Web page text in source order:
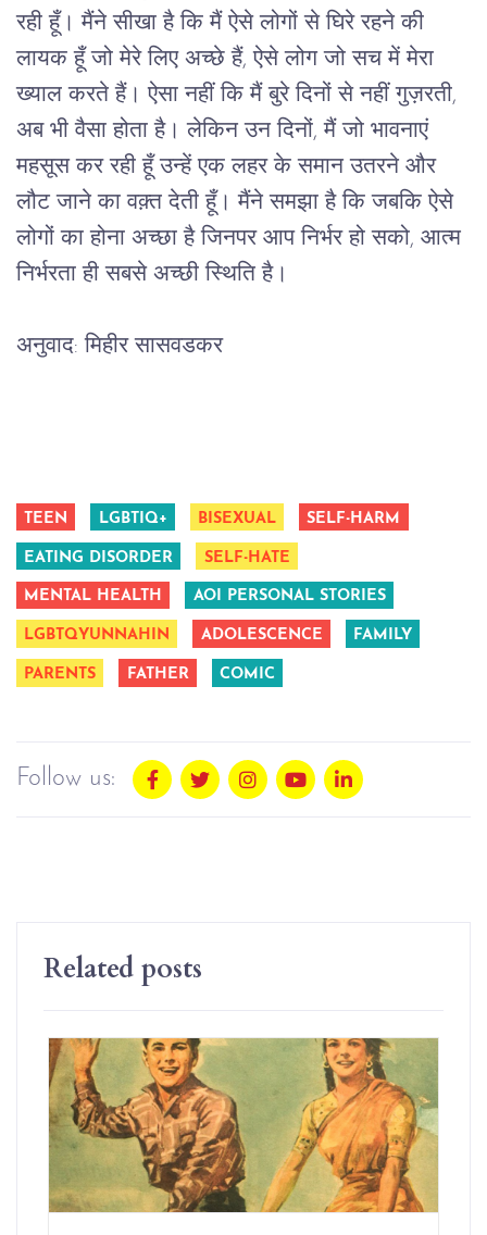
रही हूँ। मैंने सीखा है कि मैं ऐसे लोगों से घिरे रहने की
लायक हूँ जो मेरे लिए अच्छे हैं, ऐसे लोग जो सच में मेरा
ख्याल करते हैं। ऐसा नहीं कि मैं बुरे दिनों से नहीं गुज़रती,
अब भी वैसा होता है। लेकिन उन दिनों, मैं जो भावनाएं
महसूस कर रही हूँ उन्हें एक लहर के समान उतरने और
लौट जाने का वक़्त देती हूँ। मैंने समझा है कि जबकि ऐसे
लोगों का होना अच्छा है जिनपर आप निर्भर हो सको, आत्म
निर्भरता ही सबसे अच्छी स्थिति है।
अनुवाद: मिहीर सासवडकर
TEEN LGBTIQ+ BISEXUAL SELF-HARM
EATING DISORDER SELF-HATE
MENTAL HEALTH AOI PERSONAL STORIES
LGBTQYUNNAHIN ADOLESCENCE FAMILY
PARENTS FATHER COMIC
Follow us:
Related posts